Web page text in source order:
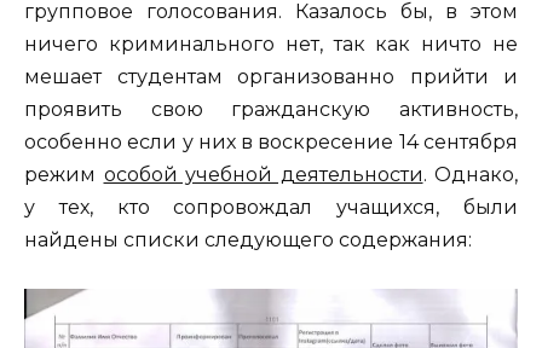
групповое голосования. Казалось бы, в этом
ничего криминального нет, так как ничто не
мешает студентам организованно прийти и
проявить свою гражданскую активность,
особенно если у них в воскресение 14 сентября
режим особой учебной деятельности. Однако,
у тех, кто сопровождал учащихся, были
найдены списки следующего содержания: